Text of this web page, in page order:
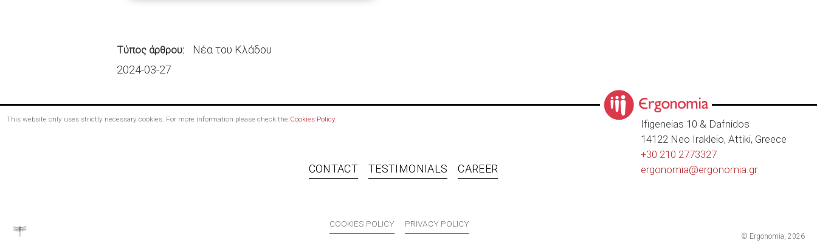
Τύπος άρθρου
Νέα του Κλάδου
2024-03-27
Ιfigeneias 10 & Dafnidos
14122 Neo Irakleio, Attiki, Greece
+30 210 2773327
ergonomia@ergonomia.gr
This website only uses strictly necessary cookies. For more information please check the Cookies Policy.
CONTACT TESTIMONIALS CAREER
COOKIES POLICY PRIVACY POLICY
© Ergonomia, 2026